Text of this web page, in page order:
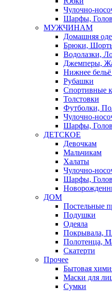
Чулочно-
Шарфы,
МУЖЧИНАМ
Домашняя
Брюки,
Водолазки,
Джемперы,
Нижнее
Рубашки
Спортивные
Толстовки
Футболки,
Чулочно-
Шарфы,
ДЕТСКОЕ
Девочкам
Мальчикам
Халаты
Чулочно-
Шарфы,
ДОМ
Постельные
Подушки
Одеяла
Покрывала,
Полотенца,
Скатерти
Прочее
Бытовая
Маски для
Сумки